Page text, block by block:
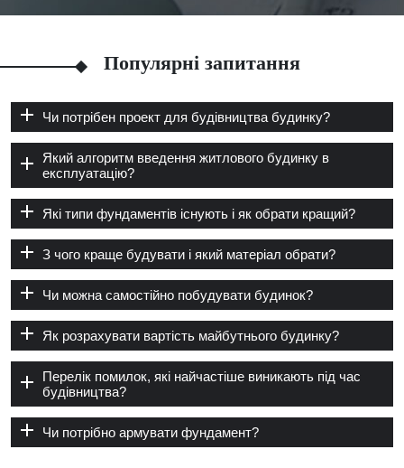
Популярні запитання
Чи потрібен проект для будівництва будинку?
Який алгоритм введення житлового будинку в
експлуатацію?
Які типи фундаментів існують і як обрати кращий?
З чого краще будувати і який матеріал обрати?
Чи можна самостійно побудувати будинок?
Як розрахувати вартість майбутнього будинку?
Перелік помилок, які найчастіше виникають під час
будівництва?
Чи потрібно армувати фундамент?